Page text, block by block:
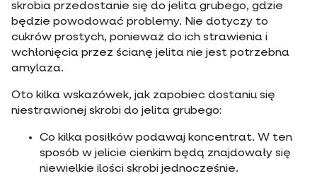
skrobia przedostanie się do jelita grubego, gdzie
będzie powodować problemy. Nie dotyczy to
cukrów prostych, ponieważ do ich strawienia i
wchłonięcia przez ścianę jelita nie jest potrzebna
amylaza.
Oto kilka wskazówek, jak zapobiec dostaniu się
niestrawionej skrobi do jelita grubego:
Co kilka posiłków podawaj koncentrat. W ten
sposób w jelicie cienkim będą znajdowały się
niewielkie ilości skrobi jednocześnie.